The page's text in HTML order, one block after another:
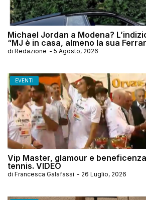
Michael Jordan a Modena?
“MJ è in casa, almeno la sua
di Redazione - 5 Agosto, 2026
EVENTI
Vip Master, glamour e
tennis. VIDEO
di Francesca Galafassi - 26 Luglio, 2026